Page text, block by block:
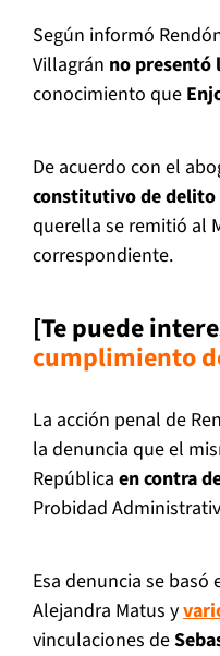
Según informó
Villagrán no presentó
conocimiento que
De acuerdo con el
constitutivo de delito
querella se remitió al
correspondiente.
[Te puede
cumplimiento
La acción penal de
la denuncia que el
República en contra
Probidad
Esa denuncia se
Alejandra Matus y
vinculaciones de